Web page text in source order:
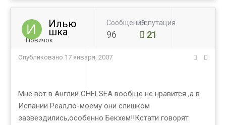
Илью
шка
Новичок
Сообщений
96
Репутация
21
Опубликовано 17 января, 2007
Мне вот в Англии CHELSEA вообще не нравится ,а в
Испании Реал,по-моему они слишком
зазвездились,особенно Бекхем!!Кстати говорят